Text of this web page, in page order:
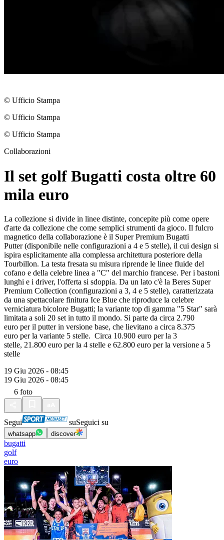
© Ufficio Stampa
© Ufficio Stampa
© Ufficio Stampa
Collaborazioni
Il set golf Bugatti costa oltre 60
mila euro
La collezione si divide in linee distinte, concepite più come opere
d'arte da collezione che come semplici strumenti da gioco. Il fulcro
magnetico della collaborazione è il Super Premium Bugatti
Putter (disponibile nelle configurazioni a 4 e 5 stelle), il cui design si
ispira esplicitamente alla complessa architettura posteriore della
Tourbillon. La testa fresata su misura riprende le linee fluide del
cofano e della celebre linea a "C" del marchio francese. Per i bastoni
lunghi e i driver, l'offerta si sdoppia. Da un lato c'è la Beres Super
Premium Collection (configurazioni a 3, 4 e 5 stelle), caratterizzata
da una spettacolare finitura Ice Blue che riproduce la celebre
verniciatura bicolore Bugatti; la variante top di gamma "5 Star" sarà
limitata a soli 20 set in tutto il mondo. Si parte da circa 2.790
euro per il putter in versione base, che lievitano a circa 8.375
euro per la variante 5 stelle. Circa 10.900 euro per la 3
stelle, 21.800 euro per la 4 stelle e 62.800 euro per la versione a 5
stelle
19 Giu 2026 - 08:45
19 Giu 2026 - 08:45
6 foto
Segui suSeguici su
whatsapp discover
bugatti
golf
euro